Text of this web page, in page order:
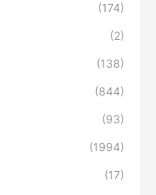
(174)
(2)
(138)
(844)
(93)
(1994)
(17)